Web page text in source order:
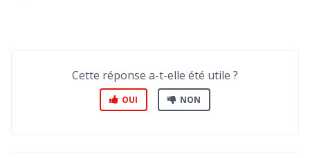
Cette réponse a-t-elle été utile ?
OUI NON